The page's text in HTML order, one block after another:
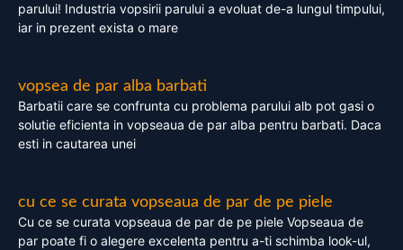
parului! Industria vopsirii parului a evoluat de-a lungul timpului,
iar in prezent exista o mare
vopsea de par alba barbati
Barbatii care se confrunta cu problema parului alb pot gasi o
solutie eficienta in vopseaua de par alba pentru barbati. Daca
esti in cautarea unei
cu ce se curata vopseaua de par de pe piele
Cu ce se curata vopseaua de par de pe piele Vopseaua de
par poate fi o alegere excelenta pentru a-ti schimba look-ul,